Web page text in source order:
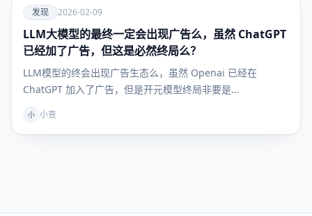
爱
发现
发现 2026-02-09
LLM大模型的最终一定会出现广告么，虽然 ChatGPT
已经加了广告，但这是必然终局么？
LLM模型的终会出现广告生态么，虽然 Openai 已经在
ChatGPT 加入了广告，但是开元模型终局非要是…
小 小查